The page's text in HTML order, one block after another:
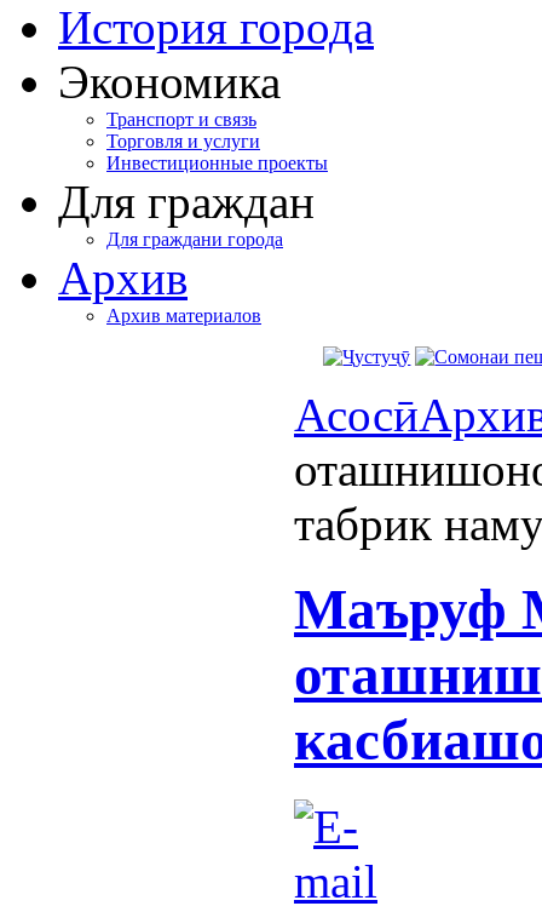
История города
Экономика
Транспорт и связь
Торговля и услуги
Инвестиционные проекты
Для граждан
Для граждани города
Архив
Архив материалов
Асосӣ
табрик
Маъруф